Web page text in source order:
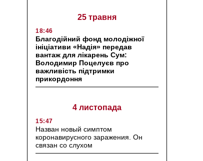
25 травня
18:46
Благодійний фонд молодіжної
ініціативи «Надія» передав
вантаж для лікарень Сум:
Володимир Поцелуєв про
важливість підтримки
прикордоння
4 листопада
15:47
Назван новый симптом
коронавирусного заражения. Он
связан со слухом